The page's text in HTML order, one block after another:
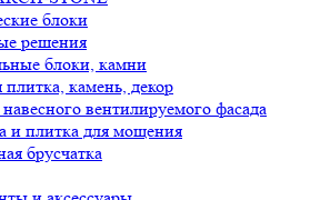
блоки
решения
блоки, камни
плитка, камень, декор
вентилируемого фасада
и плитка для мощения
брусчатка